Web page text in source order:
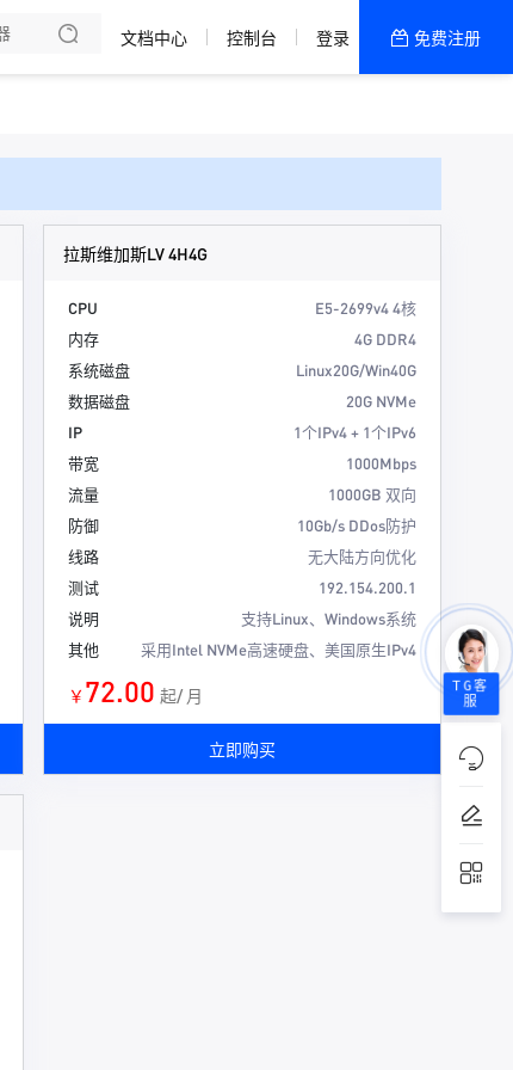
文档中心 控制台 登录 免费注册
拉斯维加斯LV 4H4G
CPU
E5-2699v4 4核
内存
4G DDR4
系统磁盘
Linux20G/Win40G
数据磁盘
20G NVMe
IP
1个IPv4 + 1个IPv6
带宽
1000Mbps
流量
1000GB 双向
防御
10Gb/s DDos防护
线路
无大陆方向优化
测试
192.154.200.1
说明
支持Linux、Windows系统
其他
采用Intel NVMe高速硬盘、美国原生IPv4
￥ 72.00 起/ 月
立即购买
TG客
服